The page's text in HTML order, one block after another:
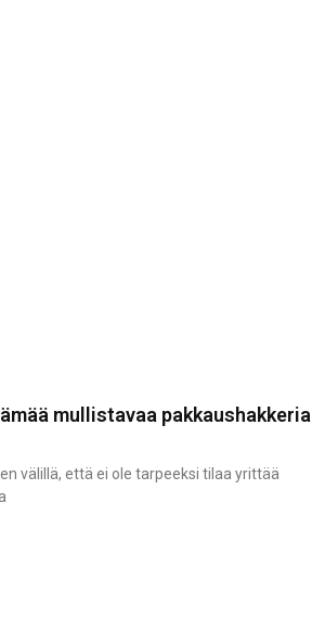
mullistavaa pakkaushakkeria
välillä, että ei ole tarpeeksi tilaa yrittää